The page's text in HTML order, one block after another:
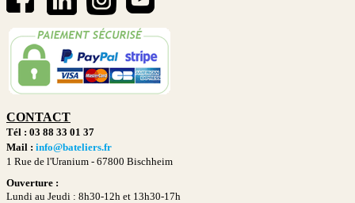
CONTACT
Tél : 03 88 33 01 37
Mail : info@bateliers.fr
1 Rue de l'Uranium - 67800 Bischheim
Ouverture :
Lundi au Jeudi : 8h30-12h et 13h30-17h